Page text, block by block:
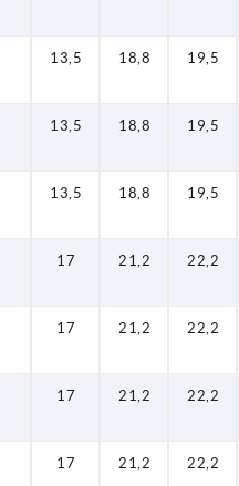
13,5 18,8 19,5
13,5 18,8 19,5
13,5 18,8 19,5
17 21,2 22,2
17 21,2 22,2
17 21,2 22,2
17 21,2 22,2